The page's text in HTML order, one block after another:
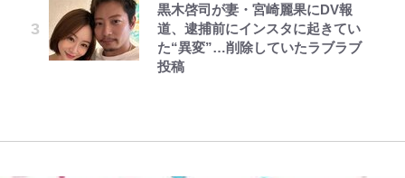
黒木啓司が妻・宮崎麗果にDV報
道、逮捕前にインスタに起きてい
た“異変”…削除していたラブラブ
投稿
レビュー『仮面家族』悠木シュン・
著
ボーちゃんの一途な気持ちだゾ
時間半ハイキング」パノラマ絶景レ
ポ【福島県福島市】
「電気風呂の数は全国一」温泉じゃ
「のりの芝居は観たいと」藤原紀香
が明かす夫・片岡愛之助との関係
性…互いに一番のお客さんで刺激を
公式-超難関ダンジョンで10万年修
行した結果、世界最強に~最弱無能
の下剋上~ 第37話(1)
手は【Jリーグ開幕｢初めての秋春
制｣の大激論】(4)
｢知念さんを煽ってたのと同じ
1万円超えも「納得のクオリティ」
『この素晴らしい世界に祝福を！』
10万針以上の密度で再現された“め
ぐみん刺繍ワークシャツ”にファン